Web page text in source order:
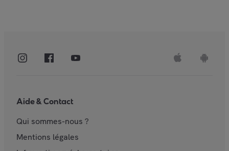
Aide & Contact
Qui sommes-nous ?
Mentions légales